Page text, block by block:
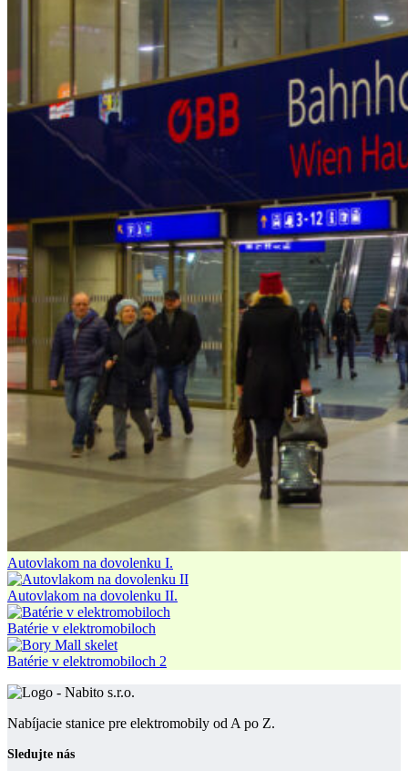
Autovlakom na dovolenku I.
Autovlakom na dovolenku II.
Batérie v elektromobiloch
Batérie v elektromobiloch 2
Nabíjacie stanice pre elektromobily od A po Z.
Sledujte nás